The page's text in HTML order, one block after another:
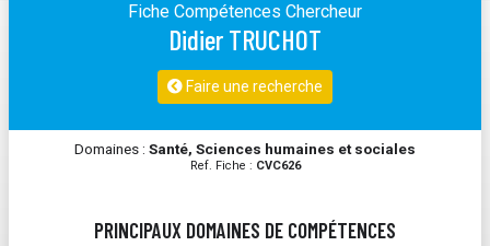
Fiche Compétences Chercheur
Didier TRUCHOT
Faire une recherche
Domaines : Santé, Sciences humaines et sociales
Ref. Fiche : CVC626
PRINCIPAUX DOMAINES DE COMPÉTENCES